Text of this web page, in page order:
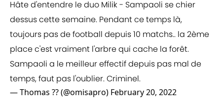
Hâte d'entendre le duo Milik - Sampaoli se chier
dessus cette semaine. Pendant ce temps là,
toujours pas de football depuis 10 matchs.. la 2ème
place c'est vraiment l'arbre qui cache la forêt.
Sampaoli a le meilleur effectif depuis pas mal de
temps, faut pas l'oublier. Criminel.
— Thomas ?? (@omisapro) February 20, 2022